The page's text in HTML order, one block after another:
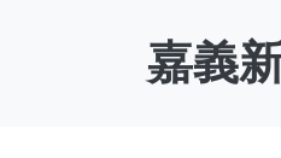
嘉義